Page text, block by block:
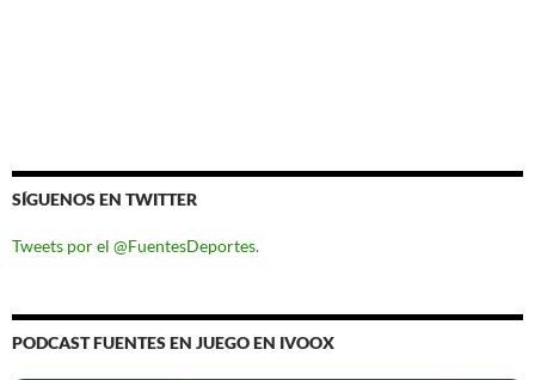
SÍGUENOS EN TWITTER
Tweets por el @FuentesDeportes.
PODCAST FUENTES EN JUEGO EN IVOOX